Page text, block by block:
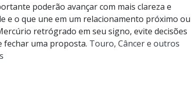
poderão avançar com mais clareza e
e o que une em um relacionamento próximo ou
retrógrado em seu signo, evite decisões
fechar uma proposta. Touro, Câncer e outros